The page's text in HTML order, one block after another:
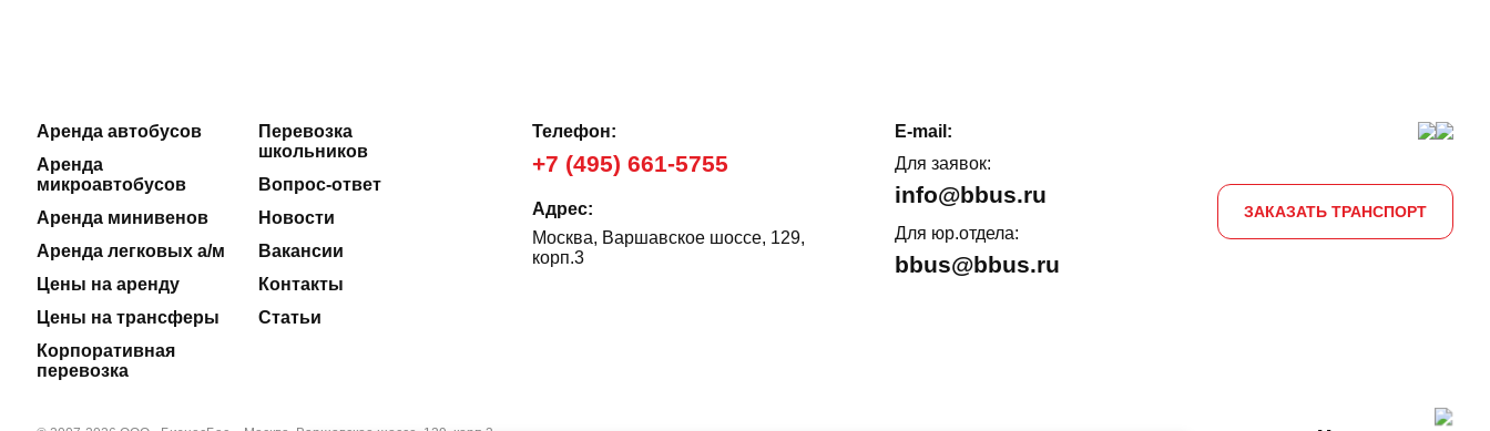
Полезные статьи
Аренда автобусов
Аренда
микроавтобусов
Аренда минивенов
Аренда легковых а/м
Цены на аренду
Цены на трансферы
Корпоративная
перевозка
Перевозка
школьников
Вопрос-ответ
Новости
Вакансии
Контакты
Статьи
Телефон:
+7 (495) 661-5755
Адрес:
Москва, Варшавское шоссе, 129,
корп.3
E-mail:
Для заявок:
info@bbus.ru
Для юр.отдела:
bbus@bbus.ru
ЗАКАЗАТЬ ТРАНСПОРТ